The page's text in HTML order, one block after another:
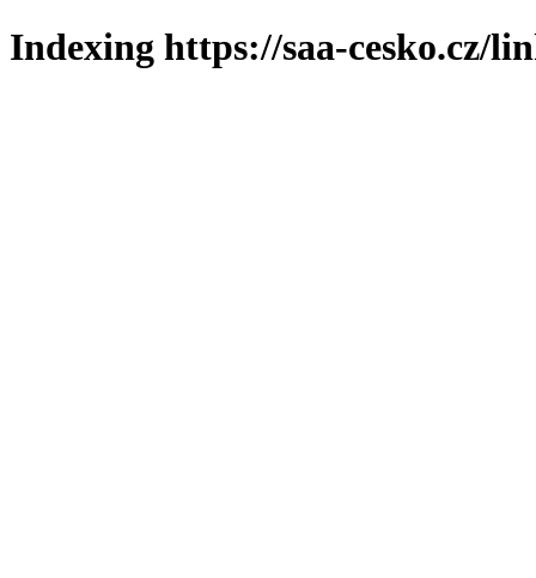
Indexing https://saa-cesko.cz/